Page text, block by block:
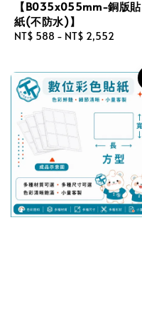
【B035x055mm-銅版貼
紙(不防水)】
Regular
NT$ 588 - NT$ 2,552